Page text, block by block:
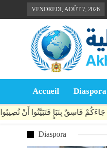
VENDREDI, AOÛT 7, 2026
Accueil Diaspora
Diaspora